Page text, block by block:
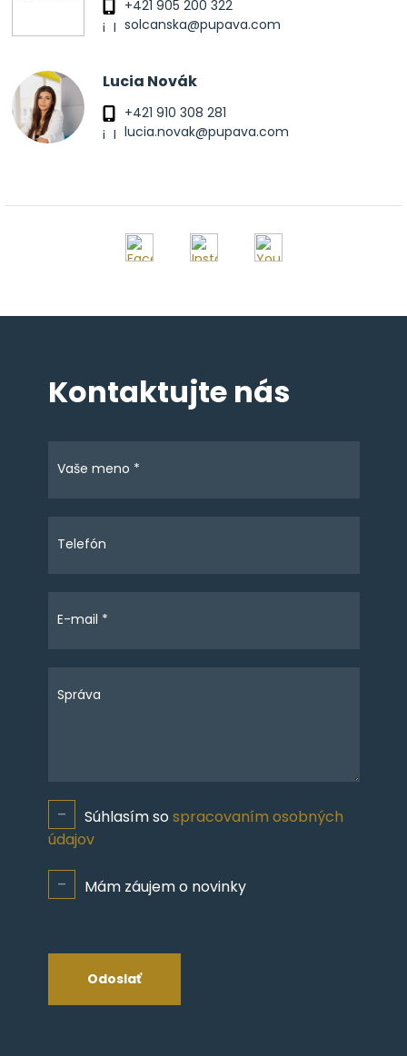
Kontaktujte nás
Vaše meno *
Telefón
E-mail *
Správa
Súhlasím sospracovaním osobných
údajov
Mám záujem o novinky
Odoslať
+421 905 200 322
solcanska@pupava.com
Lucia Novák
+421 910 308 281
lucia.novak@pupava.com